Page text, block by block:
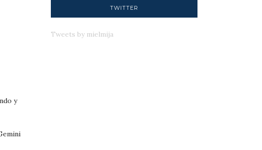
y
TWITTER
Tweets by mielmija